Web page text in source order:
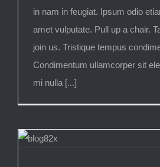
in nam in feugiat. Ipsum odio
amet vulputate. Pull up a chair.
join us. Tristique tempus
Condimentum ullamcorper sit
mi nulla [...]